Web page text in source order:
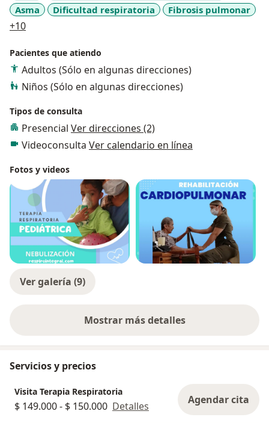
Asma
Dificultad respiratoria Fibrosis pulmonar
+10a11y_sr_more_diseases
Pacientes que atiendo
Adultos (Sólo en algunas direcciones)
Niños (Sólo en algunas direcciones)
Tipos de consulta
Presencial Ver direcciones (2)
Videoconsulta Ver calendario en línea
Fotos y videos
Ver galería (9)
Mostrar más detalles
sobre la experiencia
Servicios y precios
Visita Terapia Respiratoria
$ 149.000 - $ 150.000 Detalles Agendar cita